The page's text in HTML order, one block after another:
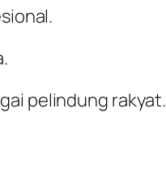
pelindung rakyat.